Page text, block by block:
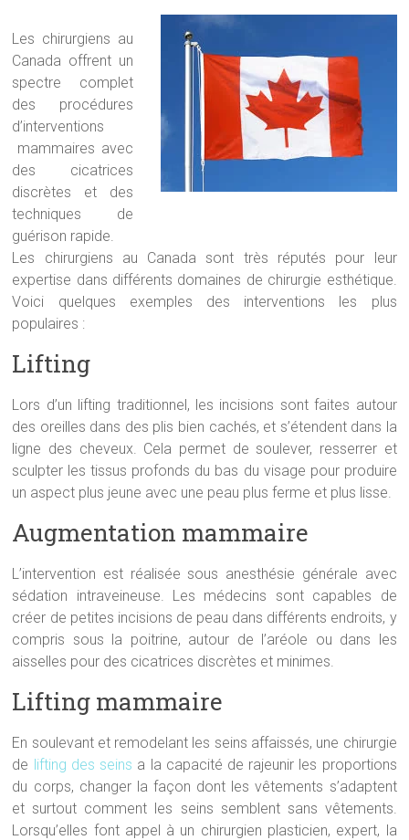
Les chirurgiens au
Canada offrent un
spectre complet
des procédures
d’interventions
mammaires avec
des cicatrices
discrètes et des
techniques de
guérison rapide.
Les chirurgiens au Canada sont très réputés pour leur
expertise dans différents domaines de chirurgie esthétique.
Voici quelques exemples des interventions les plus
populaires :
Lifting
Lors d’un lifting traditionnel, les incisions sont faites autour
des oreilles dans des plis bien cachés, et s’étendent dans la
ligne des cheveux. Cela permet de soulever, resserrer et
sculpter les tissus profonds du bas du visage pour produire
un aspect plus jeune avec une peau plus ferme et plus lisse.
Augmentation mammaire
L’intervention est réalisée sous anesthésie générale avec
sédation intraveineuse. Les médecins sont capables de
créer de petites incisions de peau dans différents endroits, y
compris sous la poitrine, autour de l’aréole ou dans les
aisselles pour des cicatrices discrètes et minimes.
Lifting mammaire
En soulevant et remodelant les seins affaissés, une chirurgie
de lifting des seins a la capacité de rajeunir les proportions
du corps, changer la façon dont les vêtements s’adaptent
et surtout comment les seins semblent sans vêtements.
Lorsqu’elles font appel à un chirurgien plasticien, expert, la